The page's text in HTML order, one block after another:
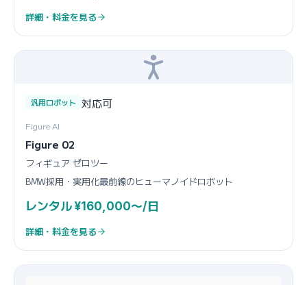
詳細・料金を見る
汎用ロボット 対応可
Figure AI
Figure 02
フィギュア ゼロツー
BMW採用・実用化最前線のヒューマノイドロボット
レンタル ¥160,000〜/日
詳細・料金を見る